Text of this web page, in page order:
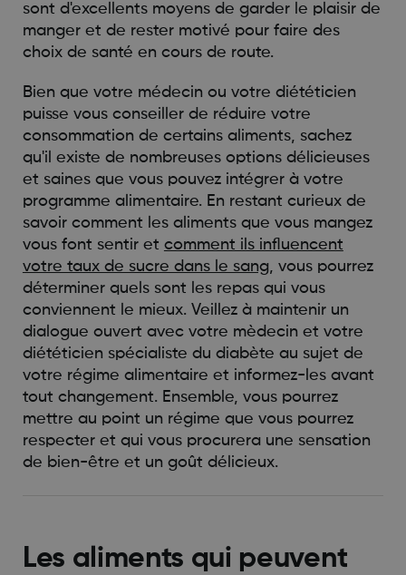
sont d'excellents moyens de garder le plaisir de
manger et de rester motivé pour faire des
choix de santé en cours de route.
Bien que votre médecin ou votre diététicien
puisse vous conseiller de réduire votre
consommation de certains aliments, sachez
qu'il existe de nombreuses options délicieuses
et saines que vous pouvez intégrer à votre
programme alimentaire. En restant curieux de
savoir comment les aliments que vous mangez
vous font sentir et comment ils influencent
votre taux de sucre dans le sang, vous pourrez
déterminer quels sont les repas qui vous
conviennent le mieux. Veillez à maintenir un
dialogue ouvert avec votre mèdecin et votre
diététicien spécialiste du diabète au sujet de
votre régime alimentaire et informez-les avant
tout changement. Ensemble, vous pourrez
mettre au point un régime que vous pourrez
respecter et qui vous procurera une sensation
de bien-être et un goût délicieux.
Les aliments qui peuvent